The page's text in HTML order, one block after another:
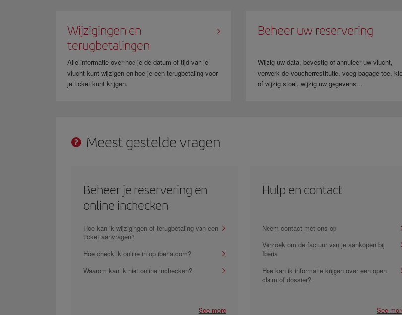
Wijzigingen en
terugbetalingen
Alle informatie over hoe je de datum of tijd van je
vlucht kunt wijzigen en hoe je een terugbetaling voor
je ticket kunt krijgen.
Beheer uw reservering
Wijzig uw data, bevestig of annuleer uw vlucht,
verwerk de voucherrestitutie, voeg bagage toe,
of wijzig stoel, wijzig uw gegevens...
Meest gestelde vragen
Beheer je reservering en
online inchecken
Hoe kan ik wijzigingen of terugbetaling van een
ticket aanvragen?
Hoe check ik online in op iberia.com?
Waarom kan ik niet online inchecken?
See more
Hulp en contact
Neem contact met ons op
Verzoek om de factuur van je aankopen bij
Iberia
Hoe kan ik informatie krijgen over een open
claim of dossier?
See